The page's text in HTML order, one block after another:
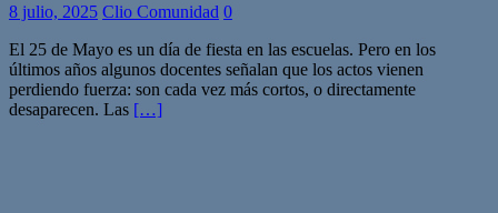
8 julio, 2025 Clio Comunidad 0
El 25 de Mayo es un día de fiesta en las escuelas. Pero en los
últimos años algunos docentes señalan que los actos vienen
perdiendo fuerza: son cada vez más cortos, o directamente
desaparecen. Las […]